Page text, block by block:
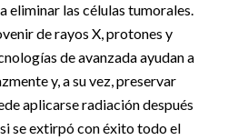
eliminar las células tumorales.
de rayos X, protones y
de avanzada ayudan a
y, a su vez, preservar
aplicarse radiación después
se extirpó con éxito todo el